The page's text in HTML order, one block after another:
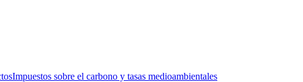
Impuestos sobre el carbono y tasas medioambientales